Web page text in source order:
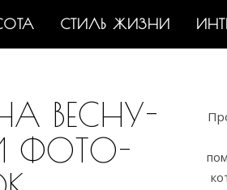
СТИЛЬ ЖИЗНИ
ВЕСНУ-
ФОТО-